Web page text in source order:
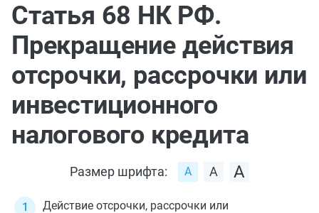
Статья 68 НК РФ.
Прекращение действия
отсрочки, рассрочки или
инвестиционного
налогового кредита
Размер шрифта:
Действие отсрочки, рассрочки или